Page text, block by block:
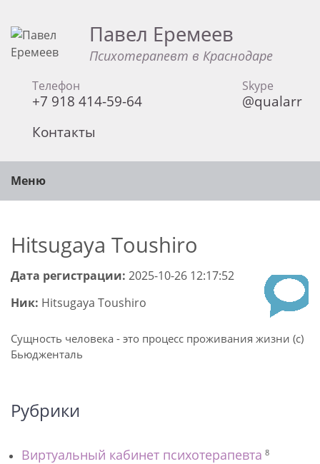
Павел Еремеев
Психотерапевт в Краснодаре
Телефон
+7 918 414-59-64
Skype
@qualarr
Контакты
Меню
Hitsugaya Toushiro
Дата регистрации: 2025-10-26 12:17:52
Ник: Hitsugaya Toushiro
Сущность человека - это процесс проживания жизни (с)
Бьюдженталь
Рубрики
Виртуальный кабинет психотерапевта 8